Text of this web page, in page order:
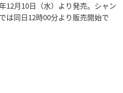
12月10日（水）より発売。シャン
は同日12時00分より販売開始で